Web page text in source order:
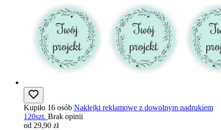
Kupiło 16 osób Naklejki reklamowe z dowolnym nadrukiem
120szt. Brak opinii
od 29,90 zł